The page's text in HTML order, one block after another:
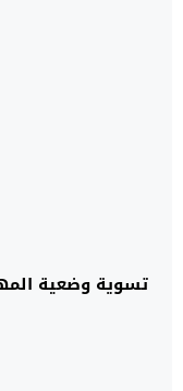
تسوية وضعية